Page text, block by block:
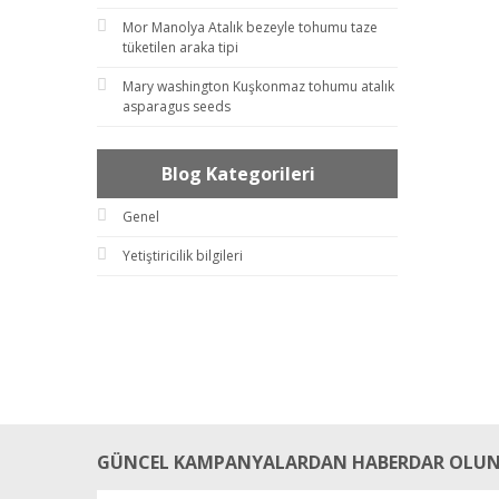
Mor Manolya Atalık bezeyle tohumu taze
tüketilen araka tipi
Mary washington Kuşkonmaz tohumu atalık
asparagus seeds
Blog Kategorileri
Genel
Yetiştiricilik bilgileri
GÜNCEL KAMPANYALARDAN HABERDAR